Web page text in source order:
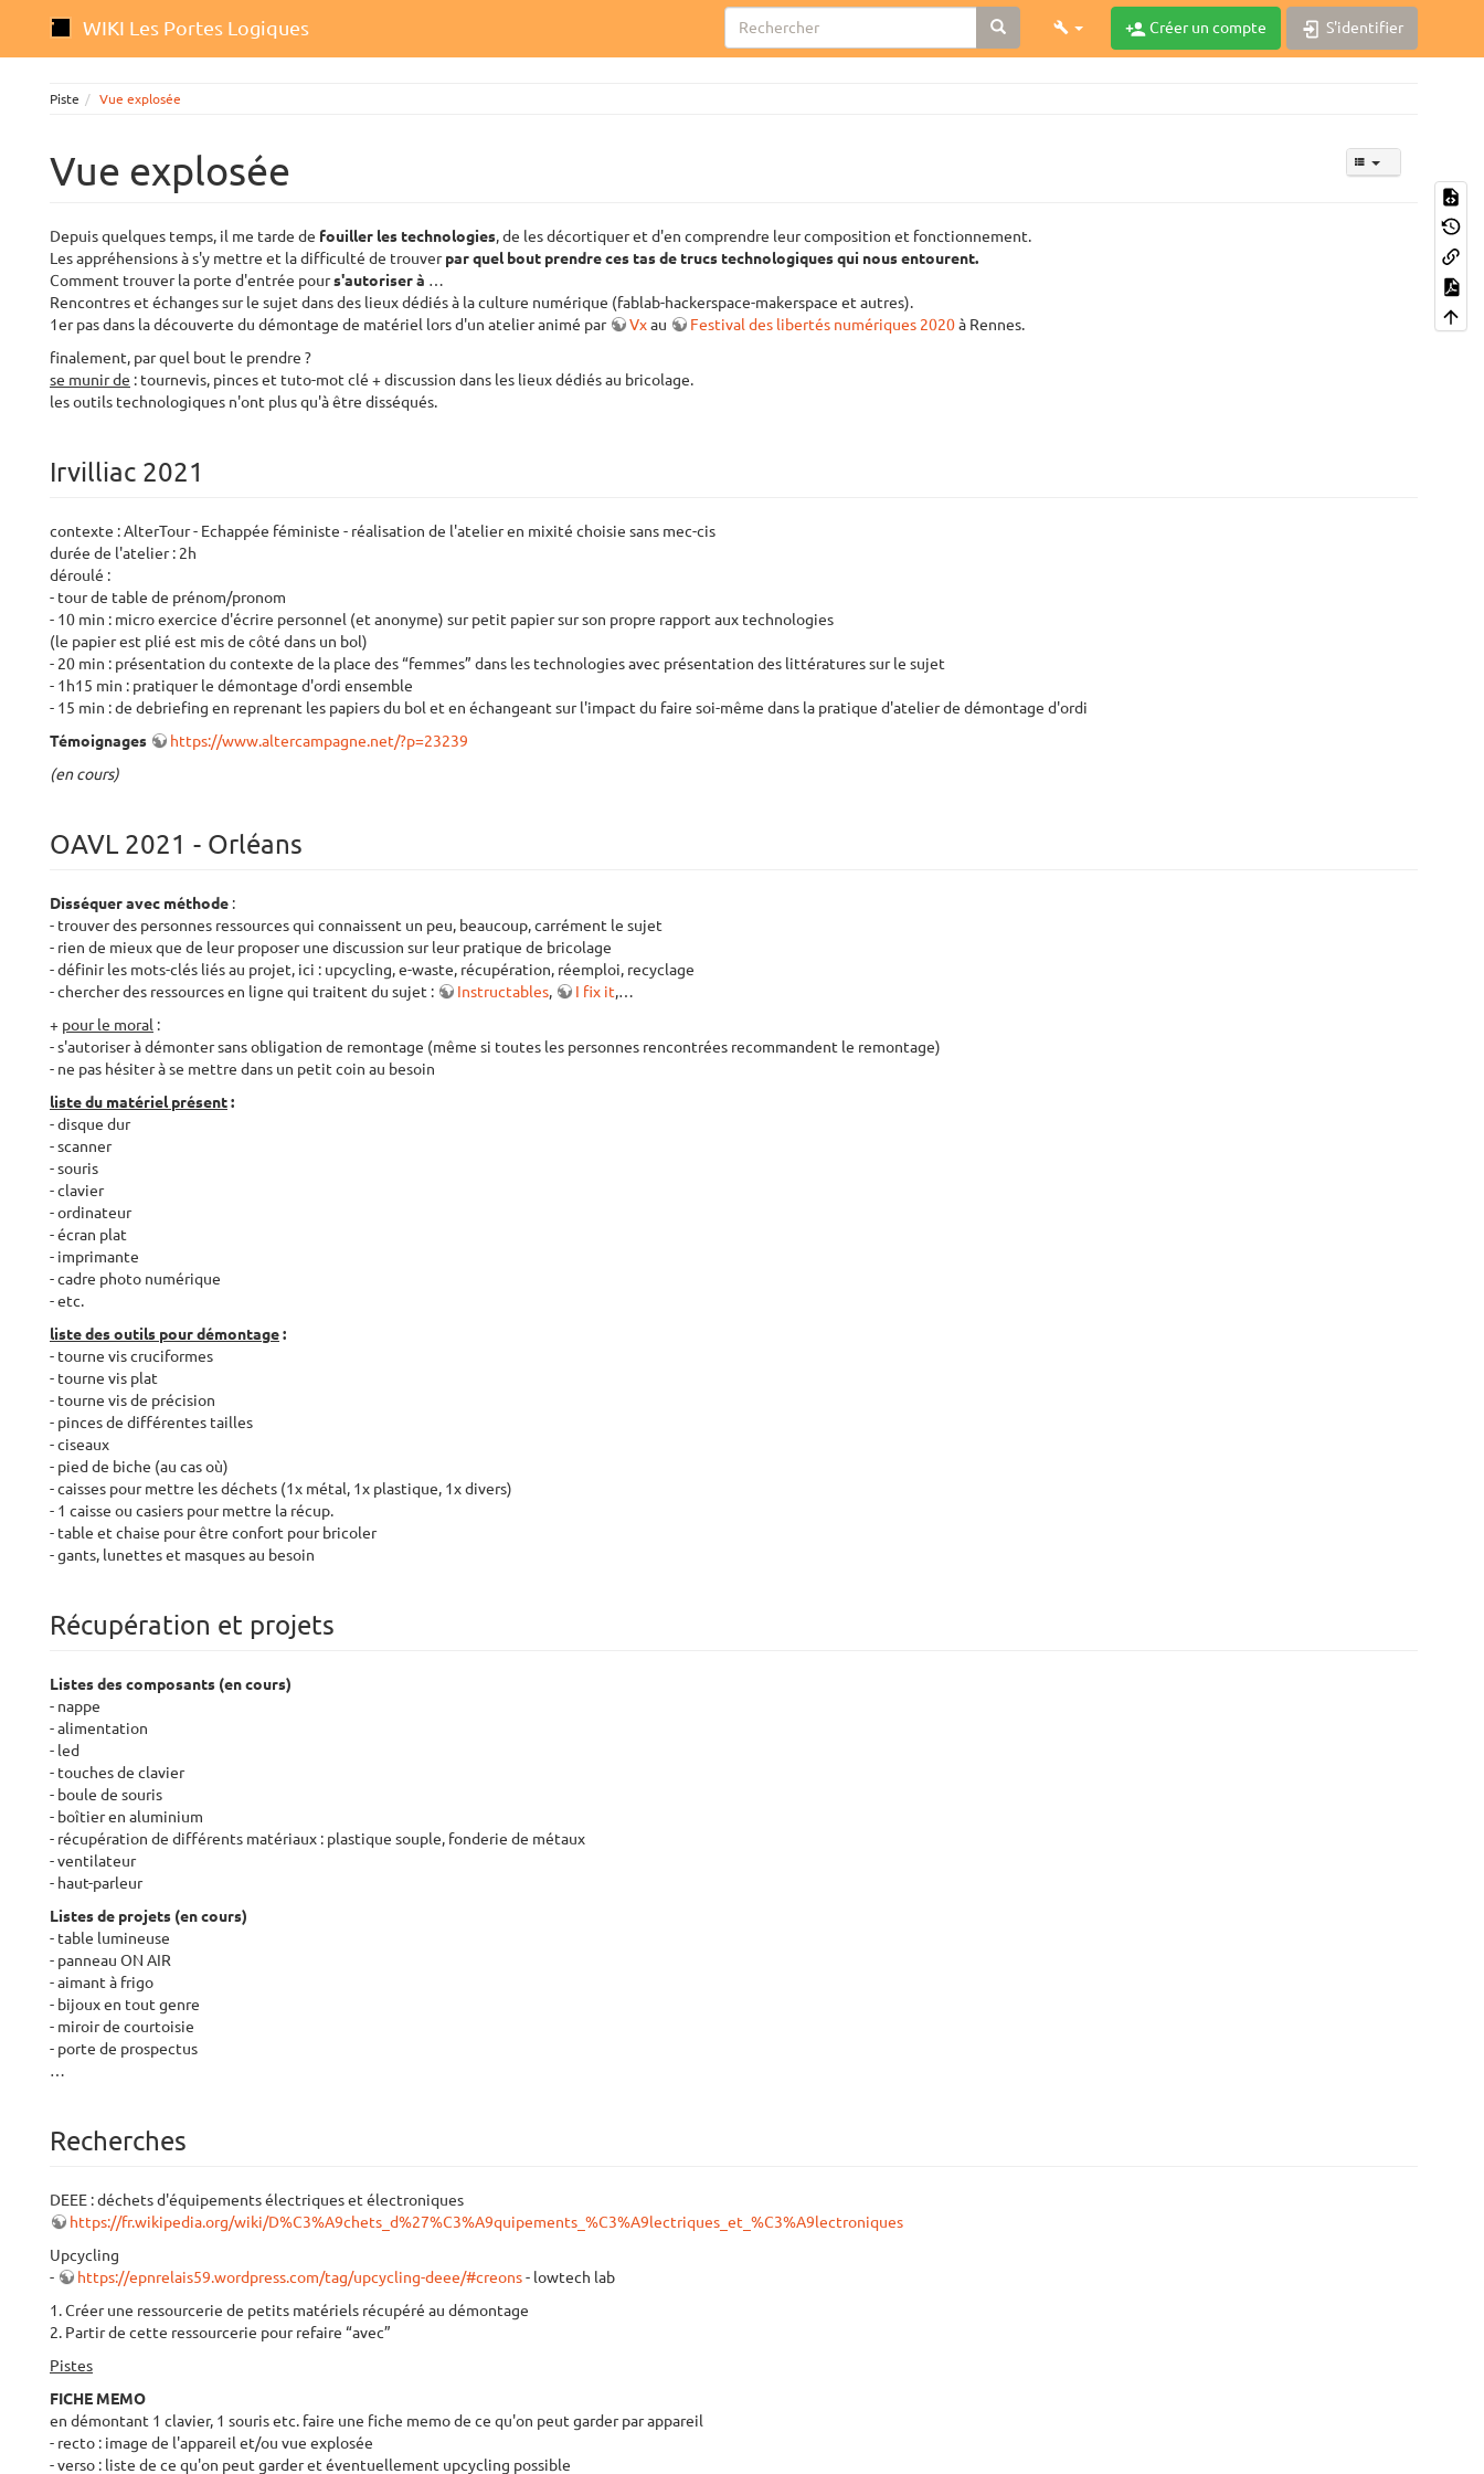
WIKI Les Portes Logiques Créer un compte S'identifier
Piste Vue explosée
Vue explosée
Depuis quelques temps, il me tarde de fouiller les technologies, de les décortiquer et d'en comprendre leur composition et fonctionnement.
Les appréhensions à s'y mettre et la difficulté de trouverpar quel bout prendre ces tas de trucs technologiques qui nous entourent.
Comment trouver la porte d'entrée pours'autoriser à …
Rencontres et échanges sur le sujet dans des lieux dédiés à la culture numérique (fablab-hackerspace-makerspace et autres).
1er pas dans la découverte du démontage de matériel lors d'un atelier animé par
Vxau Festival des libertés numériques 2020à Rennes.
finalement, par quel bout le prendre ?
se munir de : tournevis, pinces et tuto-mot clé + discussion dans les lieux dédiés au bricolage.
les outils technologiques n'ont plus qu'à être disséqués.
Irvilliac 2021
contexte : AlterTour - Echappée féministe - réalisation de l'atelier en mixité choisie sans mec-cis
durée de l'atelier : 2h
déroulé :
- tour de table de prénom/pronom
- 10 min : micro exercice d'écrire personnel (et anonyme) sur petit papier sur son propre rapport aux technologies
(le papier est plié est mis de côté dans un bol)
- 20 min : présentation du contexte de la place des “femmes” dans les technologies avec présentation des littératures sur le sujet
- 1h15 min : pratiquer le démontage d'ordi ensemble
- 15 min : de debriefing en reprenant les papiers du bol et en échangeant sur l'impact du faire soi-même dans la pratique d'atelier de démontage d'ordi
Témoignages
https://www.altercampagne.net/?p=23239
(en cours)
OAVL 2021 - Orléans
Disséquer avec méthode :
- trouver des personnes ressources qui connaissent un peu, beaucoup, carrément le sujet
- rien de mieux que de leur proposer une discussion sur leur pratique de bricolage
- définir les mots-clés liés au projet, ici : upcycling, e-waste, récupération, réemploi, recyclage
- chercher des ressources en ligne qui traitent du sujet :
Instructables, I fix it,…
+ pour le moral :
- s'autoriser à démonter sans obligation de remontage (même si toutes les personnes rencontrées recommandent le remontage)
- ne pas hésiter à se mettre dans un petit coin au besoin
liste du matériel présent:
- disque dur
- scanner
- souris
- clavier
- ordinateur
- écran plat
- imprimante
- cadre photo numérique
- etc.
liste des outils pour démontage:
- tourne vis cruciformes
- tourne vis plat
- tourne vis de précision
- pinces de différentes tailles
- ciseaux
- pied de biche (au cas où)
- caisses pour mettre les déchets (1x métal, 1x plastique, 1x divers)
- 1 caisse ou casiers pour mettre la récup.
- table et chaise pour être confort pour bricoler
- gants, lunettes et masques au besoin
Récupération et projets
Listes des composants (en cours)
- nappe
- alimentation
- led
- touches de clavier
- boule de souris
- boîtier en aluminium
- récupération de différents matériaux : plastique souple, fonderie de métaux
- ventilateur
- haut-parleur
Listes de projets (en cours)
- table lumineuse
- panneau ON AIR
- aimant à frigo
- bijoux en tout genre
- miroir de courtoisie
- porte de prospectus
…
Recherches
DEEE : déchets d'équipements électriques et électroniques
https://fr.wikipedia.org/wiki/D%C3%A9chets_d%27%C3%A9quipements_%C3%A9lectriques_et_%C3%A9lectroniques
Upcycling
-
https://epnrelais59.wordpress.com/tag/upcycling-deee/#creons- lowtech lab
1. Créer une ressourcerie de petits matériels récupéré au démontage
2. Partir de cette ressourcerie pour refaire “avec”
Pistes
FICHE MEMO
en démontant 1 clavier, 1 souris etc. faire une fiche memo de ce qu'on peut garder par appareil
- recto : image de l'appareil et/ou vue explosée
- verso : liste de ce qu'on peut garder et éventuellement upcycling possible